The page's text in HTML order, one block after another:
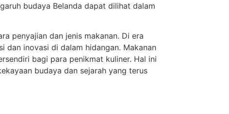
budaya Belanda dapat dilihat dalam
penyajian dan jenis makanan. Di era
dan inovasi di dalam hidangan. Makanan
bagi para penikmat kuliner. Hal ini
budaya dan sejarah yang terus